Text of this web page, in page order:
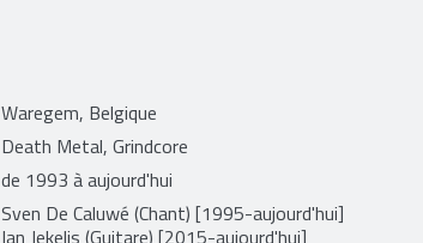
Waregem, Belgique
Death Metal, Grindcore
de 1993 à aujourd'hui
Sven De Caluwé (Chant) [1995-aujourd'hui]
Ian Jekelis (Guitare) [2015-aujourd'hui]